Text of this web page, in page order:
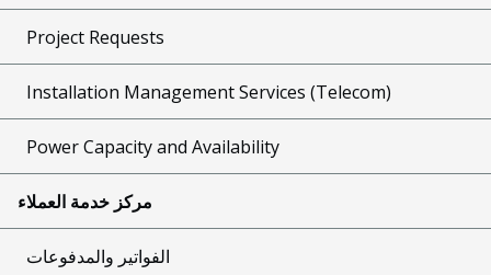
Project Requests
Installation Management Services (Telecom)
Power Capacity and Availability
مركز خدمة العملاء
الفواتير والمدفوعات